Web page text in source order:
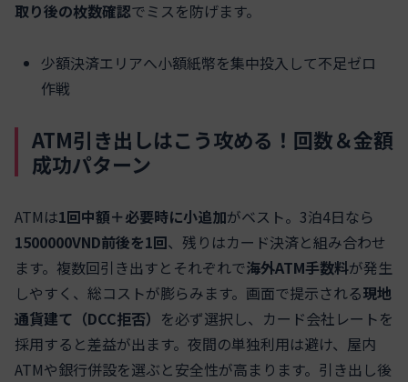
取り後の枚数確認でミスを防げます。
少額決済エリアへ小額紙幣を集中投入して不足ゼロ
作戦
ATM引き出しはこう攻める！回数＆金額
成功パターン
ATMは1回中額＋必要時に小追加がベスト。3泊4日なら
1500000VND前後を1回、残りはカード決済と組み合わせ
ます。複数回引き出すとそれぞれで海外ATM手数料が発生
しやすく、総コストが膨らみます。画面で提示される現地
通貨建て（DCC拒否） を必ず選択し、カード会社レートを
採用すると差益が出ます。夜間の単独利用は避け、屋内
ATMや銀行併設を選ぶと安全性が高まります。引き出し後